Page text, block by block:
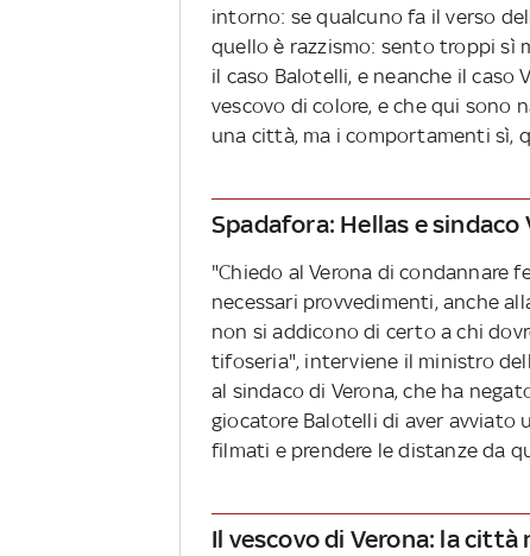
intorno: se qualcuno fa il verso
quello è razzismo: sento troppi sì
il caso Balotelli, e neanche il caso
vescovo di colore, e che qui sono
una città, ma i comportamenti sì,
Spadafora: Hellas e sindaco
"Chiedo al Verona di condannare
necessari provvedimenti, anche
non si addicono di certo a chi
tifoseria", interviene il ministro
al sindaco di Verona, che ha
giocatore Balotelli di aver avviato
filmati e prendere le distanze da
Il vescovo di Verona: la